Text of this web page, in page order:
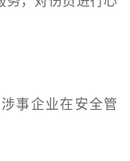
事企业在安全管